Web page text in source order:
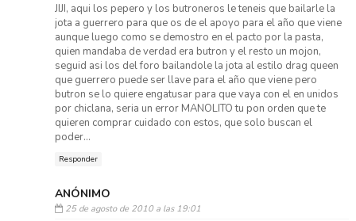
JIJI, aqui los pepero y los butroneros le teneis que bailarle la
jota a guerrero para que os de el apoyo para el año que viene
aunque luego como se demostro en el pacto por la pasta,
quien mandaba de verdad era butron y el resto un mojon,
seguid asi los del foro bailandole la jota al estilo drag queen
que guerrero puede ser llave para el año que viene pero
butron se lo quiere engatusar para que vaya con el en unidos
por chiclana, seria un error MANOLITO tu pon orden que te
quieren comprar cuidado con estos, que solo buscan el
poder...
Responder
ANÓNIMO
25 de agosto de 2010 a las 19:01